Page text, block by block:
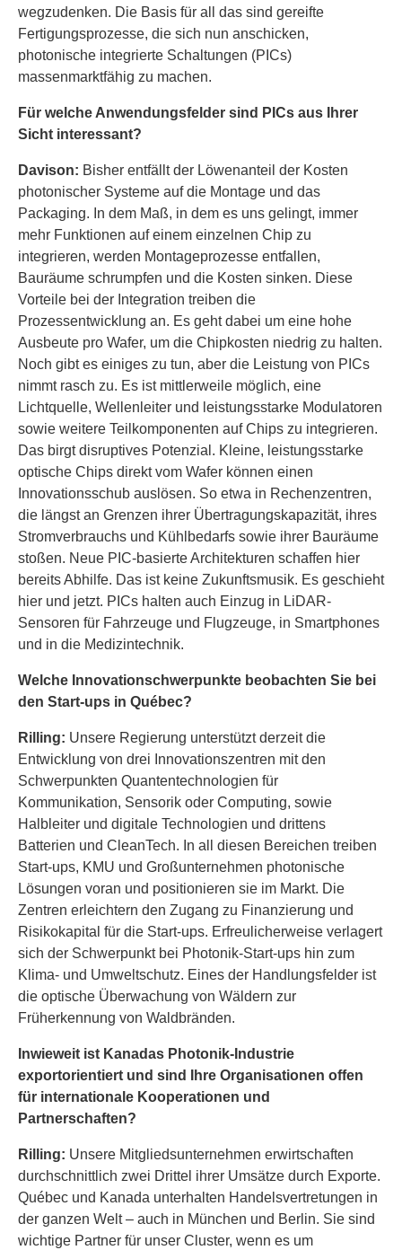
wegzudenken. Die Basis für all das sind gereifte
Fertigungsprozesse, die sich nun anschicken,
photonische integrierte Schaltungen (PICs)
massenmarktfähig zu machen.
Für welche Anwendungsfelder sind PICs aus Ihrer
Sicht interessant?
Davison: Bisher entfällt der Löwenanteil der Kosten
photonischer Systeme auf die Montage und das
Packaging. In dem Maß, in dem es uns gelingt, immer
mehr Funktionen auf einem einzelnen Chip zu
integrieren, werden Montageprozesse entfallen,
Bauräume schrumpfen und die Kosten sinken. Diese
Vorteile bei der Integration treiben die
Prozessentwicklung an. Es geht dabei um eine hohe
Ausbeute pro Wafer, um die Chipkosten niedrig zu halten.
Noch gibt es einiges zu tun, aber die Leistung von PICs
nimmt rasch zu. Es ist mittlerweile möglich, eine
Lichtquelle, Wellenleiter und leistungsstarke Modulatoren
sowie weitere Teilkomponenten auf Chips zu integrieren.
Das birgt disruptives Potenzial. Kleine, leistungsstarke
optische Chips direkt vom Wafer können einen
Innovationsschub auslösen. So etwa in Rechenzentren,
die längst an Grenzen ihrer Übertragungskapazität, ihres
Stromverbrauchs und Kühlbedarfs sowie ihrer Bauräume
stoßen. Neue PIC-basierte Architekturen schaffen hier
bereits Abhilfe. Das ist keine Zukunftsmusik. Es geschieht
hier und jetzt. PICs halten auch Einzug in LiDAR-
Sensoren für Fahrzeuge und Flugzeuge, in Smartphones
und in die Medizintechnik.
Welche Innovationschwerpunkte beobachten Sie bei
den Start-ups in Québec?
Rilling: Unsere Regierung unterstützt derzeit die
Entwicklung von drei Innovationszentren mit den
Schwerpunkten Quantentechnologien für
Kommunikation, Sensorik oder Computing, sowie
Halbleiter und digitale Technologien und drittens
Batterien und CleanTech. In all diesen Bereichen treiben
Start-ups, KMU und Großunternehmen photonische
Lösungen voran und positionieren sie im Markt. Die
Zentren erleichtern den Zugang zu Finanzierung und
Risikokapital für die Start-ups. Erfreulicherweise verlagert
sich der Schwerpunkt bei Photonik-Start-ups hin zum
Klima- und Umweltschutz. Eines der Handlungsfelder ist
die optische Überwachung von Wäldern zur
Früherkennung von Waldbränden.
Inwieweit ist Kanadas Photonik-Industrie
exportorientiert und sind Ihre Organisationen offen
für internationale Kooperationen und
Partnerschaften?
Rilling: Unsere Mitgliedsunternehmen erwirtschaften
durchschnittlich zwei Drittel ihrer Umsätze durch Exporte.
Québec und Kanada unterhalten Handelsvertretungen in
der ganzen Welt – auch in München und Berlin. Sie sind
wichtige Partner für unser Cluster, wenn es um